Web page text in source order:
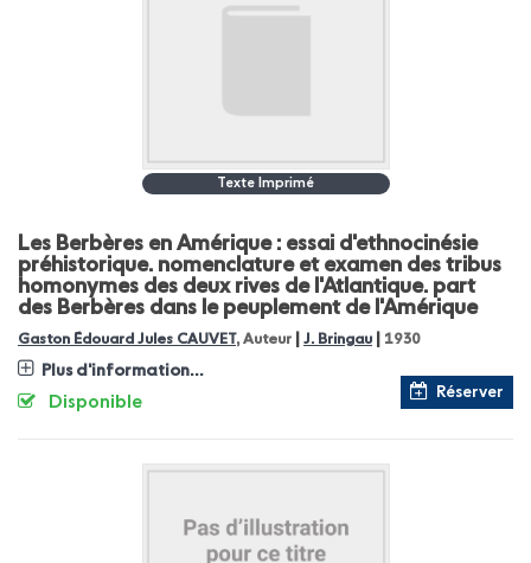
Texte Imprimé
Les Berbères en Amérique : essai d'ethnocinésie
préhistorique. nomenclature et examen des tribus
homonymes des deux rives de l'Atlantique. part
des Berbères dans le peuplement de l'Amérique
Gaston Édouard Jules CAUVET, Auteur J. Bringau 1930
Plus d'information...
Réserver
Disponible